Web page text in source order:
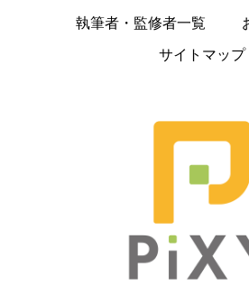
執筆者・監修者一覧
サイトマップ